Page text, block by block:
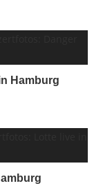
Hamburg